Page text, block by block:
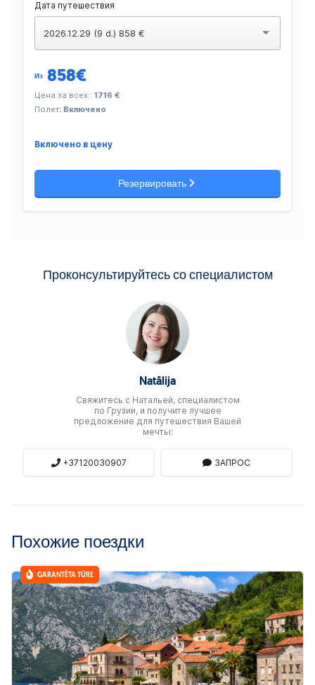
Дата путешествия
2026.12.29 (9 d.) 858 €
Из 858€
Цена за всех:: 1716 €
Полет: Включено
Включено в цену
Резервировать
Проконсультируйтесь со специалистом
Natālija
Свяжитесь c Натальей, специалистом
по Грузии, и получите лучшее
предложение для путешествия Вашей
мечты:
+37120030907 ЗАПРОС
Похожие поездки
GARANTĒTA TŪRE